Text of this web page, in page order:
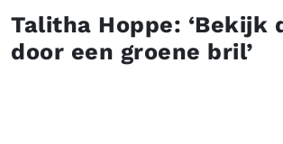
Talitha Hoppe: ‘Bekijk
door een groene bril’